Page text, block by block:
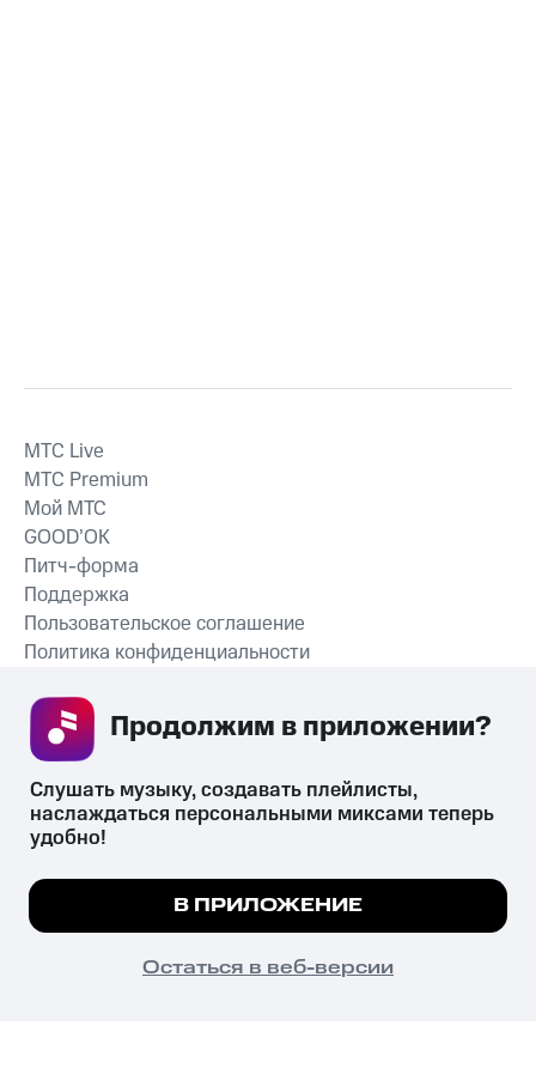
СКАЧАТЬ ПРИЛОЖЕНИЕ
MTС Live
MTС Premium
Мой МТС
GOOD’OK
Питч-форма
Поддержка
Пользовательское соглашение
Политика конфиденциальности
психотропных веществ, их аналогов причиняет вред здоровью,
их незаконный оборот запрещён и влечёт установленную
законодательством ответственность.
© 2026 ООО «КИОН».
Все права защищены
Мы используем куки, чтобы на сайте все
Подробнее
ПОНЯТНО
Слушать музыку, создавать плейлисты,
наслаждаться персональными миксами теперь
удобно!
В ПРИЛОЖЕНИЕ
Остаться в веб-версии